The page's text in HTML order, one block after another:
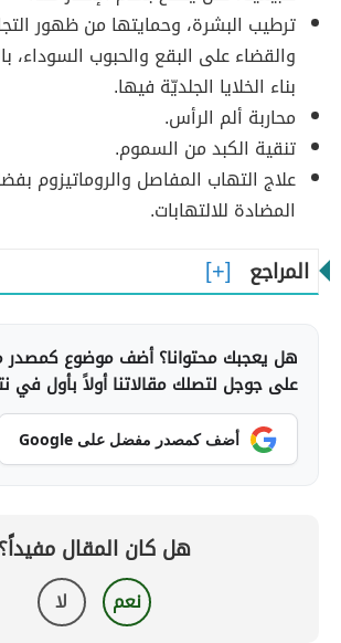
ترطيب البشرة، وحمايتها من ظهور
والقضاء على البقع والحبوب السوداء،
بناء الخلايا الجلديّة فيها.
محاربة ألم الرأس.
تنقية الكبد من السموم.
علاج التهاب المفاصل والروماتيزوم
المضادة للالتهابات.
المراجع
هل يعجبك محتوانا؟ أضف موضوع
على جوجل لتصلك مقالاتنا أولاً بأول في
أضف كمصدر مفضل على Google
هل كان المقال مفيداً؟
نعم لا